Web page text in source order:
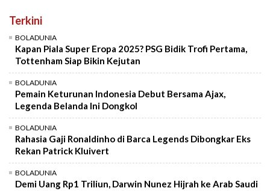
Terkini
BOLADUNIA
Kapan Piala Super Eropa 2025? PSG Bidik Trofi Pertama,
Tottenham Siap Bikin Kejutan
BOLADUNIA
Pemain Keturunan Indonesia Debut Bersama Ajax,
Legenda Belanda Ini Dongkol
BOLADUNIA
Rahasia Gaji Ronaldinho di Barca Legends Dibongkar Eks
Rekan Patrick Kluivert
BOLADUNIA
Demi Uang Rp1 Triliun, Darwin Nunez Hijrah ke Arab Saudi